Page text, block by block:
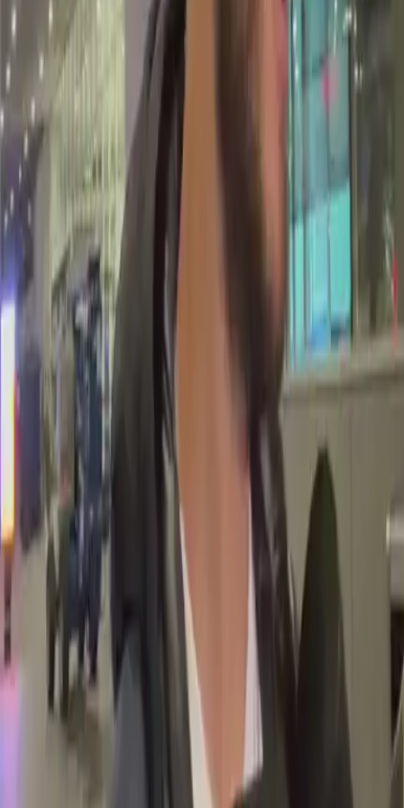
Perfil oficial en X (Twitter)
Perfil oficial en Facebook